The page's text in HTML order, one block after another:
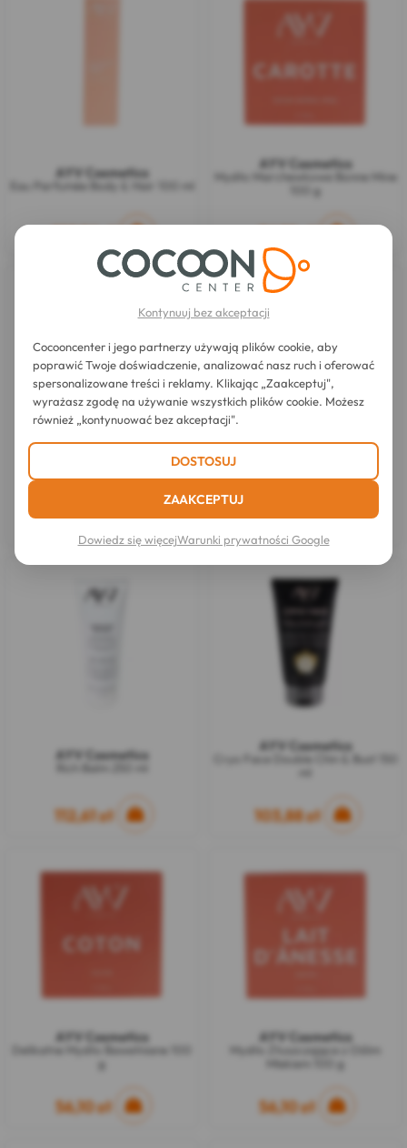
AYV Cosmetics
Eau Parfumée Body & Hair 100 ml
AYV Cosmetics
Mydło Marchewkowe Bonne Mine
Arganowe Mydło Nawilżające
100 g
56,10 zł
Dazzling Monoi Oil 100 ml
130,21 zł
AYV Cosmetics
112,61 zł
AYV Cosmetics
Cryo Face Double Chin & Bust 150
103,88 zł
AYV Cosmetics
Delikatne Mydło Bawełniane 100
56,10 zł
AYV Cosmetics
56,10 zł
Kontynuuj bez akceptacji
Cocooncenter i jego partnerzy używają plików cookie, aby
poprawić Twoje doświadczenie, analizować nasz ruch i oferować
spersonalizowane treści i reklamy. Klikając „Zaakceptuj",
wyrażasz zgodę na używanie wszystkich plików cookie. Możesz
również „kontynuować bez akceptacji".
DOSTOSUJ
ZAAKCEPTUJ
Dowiedz się więcejWarunki prywatności Google